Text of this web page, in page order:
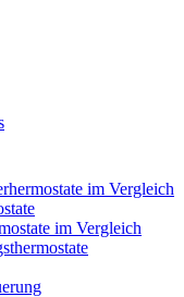
im Vergleich
im Vergleich